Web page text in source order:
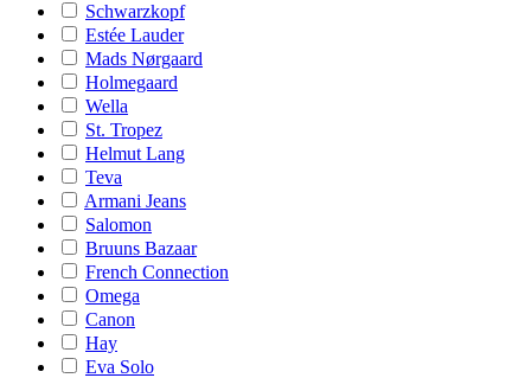
Schwarzkopf
Estée Lauder
Mads Nørgaard
Holmegaard
Wella
St. Tropez
Helmut Lang
Teva
Armani Jeans
Salomon
Bruuns Bazaar
French Connection
Omega
Canon
Hay
Eva Solo